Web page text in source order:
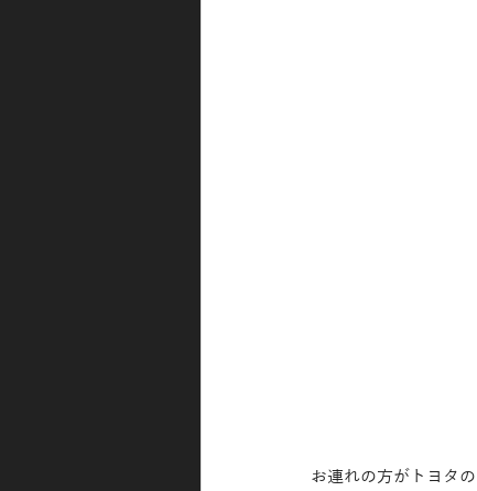
お連れの方がトヨタ